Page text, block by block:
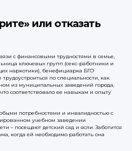
или отказать
с финансовыми трудностями в семье,
ключевых групп (секс-работники и
наркотики), бенефициарка БГО
по специальности, как
из муниципальных заведений города,
соответствовало ее навыкам и опыту
потребностями и инвалидностью с
учебном заведении
– посещают детский сад и ясли. Заботится
когда ей необходимо работать она